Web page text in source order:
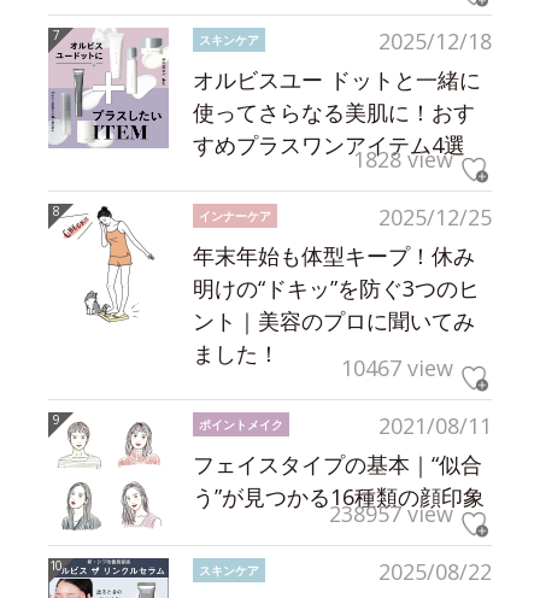
2025/12/18
スキンケア
オルビスユー ドットと一緒に
使ってさらなる美肌に！おす
すめプラスワンアイテム4選
1828 view
2025/12/25
インナーケア
年末年始も体型キープ！休み
明けの“ドキッ”を防ぐ3つのヒ
ント｜美容のプロに聞いてみ
ました！
10467 view
2021/08/11
ポイントメイク
フェイスタイプの基本｜“似合
う”が見つかる16種類の顔印象
238957 view
2025/08/22
スキンケア